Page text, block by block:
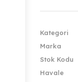
Kategori
Marka
Stok Kodu
Havale